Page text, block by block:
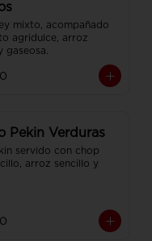
mixto, acompañado
agridulce, arroz
gaseosa.
Pekin Verduras
servido con chop
arroz sencillo y